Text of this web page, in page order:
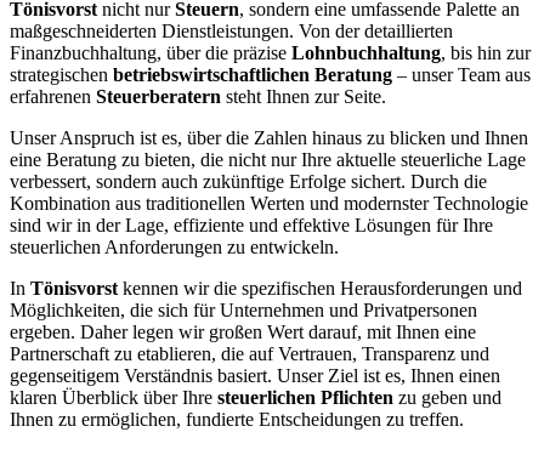
Tönisvorstnicht nurSteuern, sondern eine umfassende Palette an
maßgeschneiderten Dienstleistungen. Von der detaillierten
Finanzbuchhaltung, über die präzise Lohnbuchhaltung, bis hin zur
strategischen betriebswirtschaftlichen Beratung – unser Team aus
erfahrenen Steuerberatern steht Ihnen zur Seite.
Unser Anspruch ist es, über die Zahlen hinaus zu blicken und Ihnen
eine Beratung zu bieten, die nicht nur Ihre aktuelle steuerliche Lage
verbessert, sondern auch zukünftige Erfolge sichert. Durch die
Kombination aus traditionellen Werten und modernster Technologie
sind wir in der Lage, effiziente und effektive Lösungen für Ihre
steuerlichen Anforderungen zu entwickeln.
In Tönisvorstkennen wir die spezifischen Herausforderungen und
Möglichkeiten, die sich für Unternehmen und Privatpersonen
ergeben. Daher legen wir großen Wert darauf, mit Ihnen eine
Partnerschaft zu etablieren, die auf Vertrauen, Transparenz und
gegenseitigem Verständnis basiert. Unser Ziel ist es, Ihnen einen
klaren Überblick über Ihre steuerlichen Pflichten zu geben und
Ihnen zu ermöglichen, fundierte Entscheidungen zu treffen.